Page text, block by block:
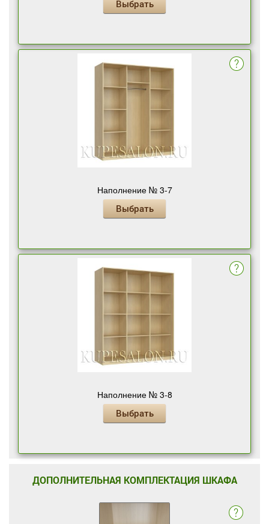
Выбрать
Наполнение № 3-7
Выбрать
Наполнение № 3-8
Выбрать
ДОПОЛНИТЕЛЬНАЯ КОМПЛЕКТАЦИЯ ШКАФА